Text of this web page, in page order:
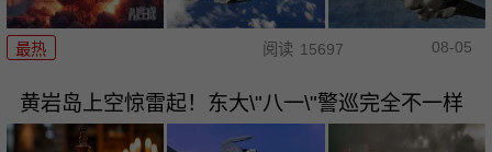
最热 阅读 15697 08-05
黄岩岛上空惊雷起！东大\"八一\"警巡完全不一样